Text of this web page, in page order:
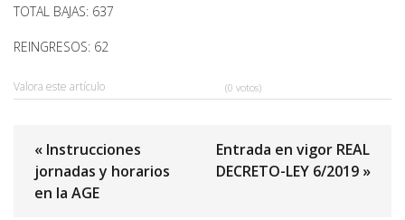
TOTAL BAJAS: 637
REINGRESOS: 62
Valora este artículo (0 votos)
« Instrucciones
jornadas y horarios
en la AGE
Entrada en vigor REAL
DECRETO-LEY 6/2019 »